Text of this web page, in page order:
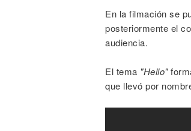
En la filmación se
posteriormente el
audiencia.
El tema "Hello"
que llevó por